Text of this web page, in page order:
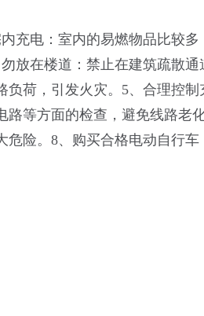
充电：室内的易燃物品比较
放在楼道：禁止在建筑疏散
负荷，引发火灾。5、合理控
路等方面的检查，避免线路老
危险。8、购买合格电动自行